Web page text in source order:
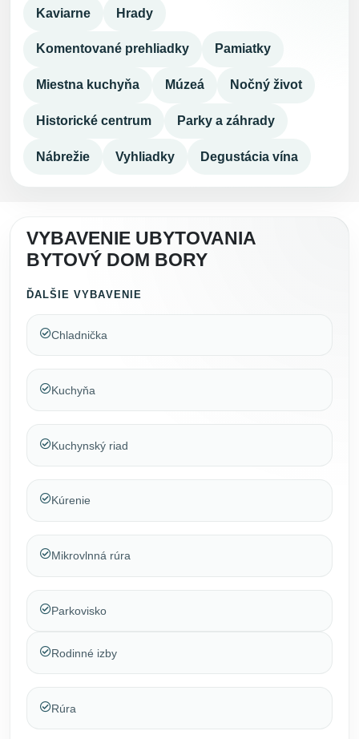
Kaviarne Hrady
Komentované prehliadky Pamiatky
Miestna kuchyňa Múzeá Nočný život
Historické centrum Parky a záhrady
Nábrežie Vyhliadky Degustácia vína
VYBAVENIE UBYTOVANIA
BYTOVÝ DOM BORY
ĎALŠIE VYBAVENIE
Chladnička
Kuchyňa
Kuchynský riad
Kúrenie
Mikrovlnná rúra
Parkovisko
Rodinné izby
Rúra